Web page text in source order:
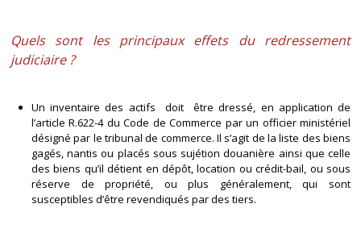
Quels sont les principaux effets du redressement
judiciaire ?
Un inventaire des actifs doit être dressé, en application de
l’article R.622-4 du Code de Commerce par un officier ministériel
désigné par le tribunal de commerce. Il s’agit de la liste des biens
gagés, nantis ou placés sous sujétion douanière ainsi que celle
des biens qu’il détient en dépôt, location ou crédit-bail, ou sous
réserve de propriété, ou plus généralement, qui sont
susceptibles d’être revendiqués par des tiers.